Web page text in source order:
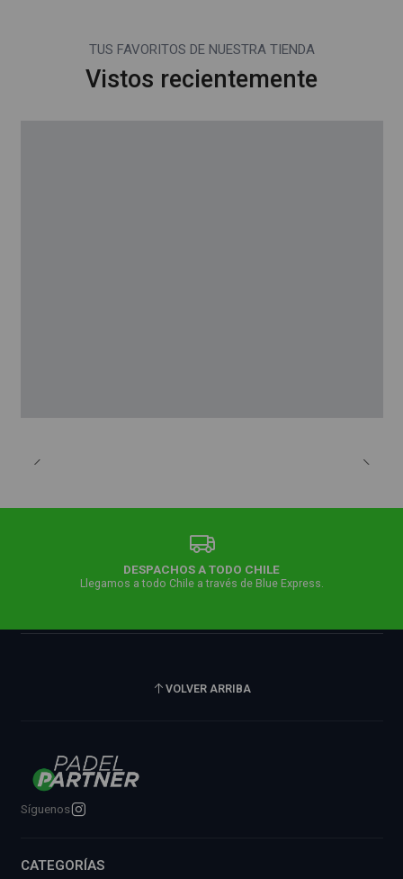
TUS FAVORITOS DE NUESTRA TIENDA
Vistos recientemente
DESPACHOS A TODO CHILE
Llegamos a todo Chile a través de Blue Express.
VOLVER ARRIBA
Síguenos
CATEGORÍAS